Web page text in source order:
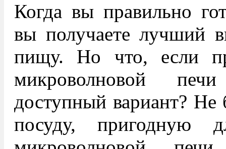
Когда вы правильно
вы получаете лучший
пищу. Но что, если
микроволновой
доступный вариант? Не
посуду, пригодную